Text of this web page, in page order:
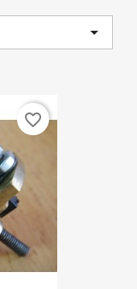

favorite_border